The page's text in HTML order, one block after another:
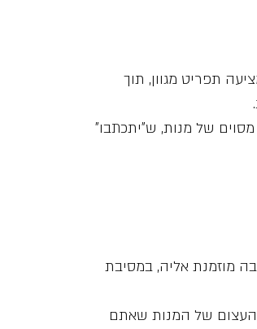
תפריט מגוון, תוך
של מנות, ש”יתכתבו”
מוזמנת אליה, במסיבת
העצום של המנות שאתם